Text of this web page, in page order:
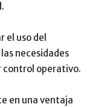
uso del
necesidades
control operativo.
en una ventaja